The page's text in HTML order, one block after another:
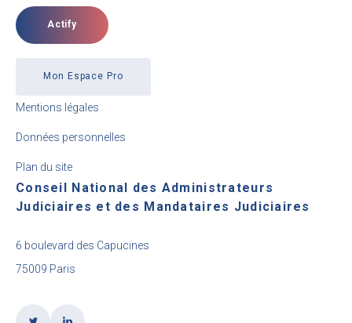
Actify
Mon Espace Pro
Mentions légales
Données personnelles
Plan du site
Conseil National des Administrateurs
Judiciaires et des Mandataires Judiciaires
6 boulevard des Capucines
75009 Paris